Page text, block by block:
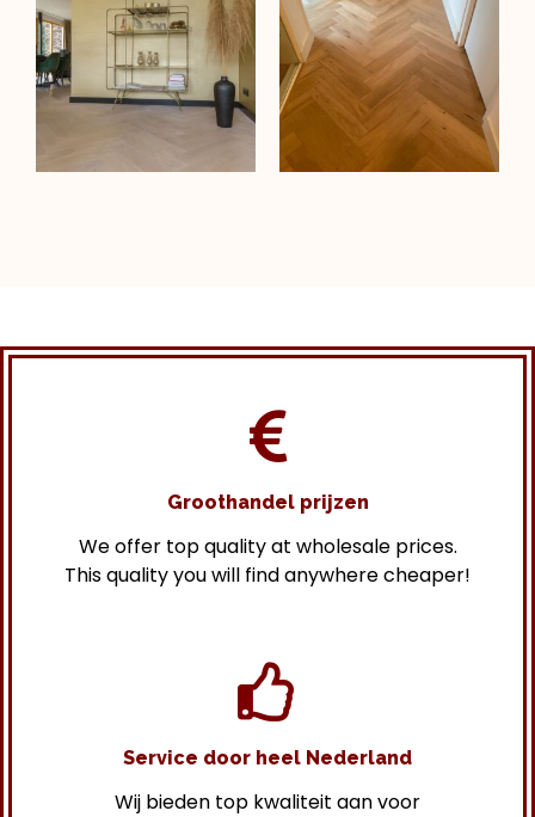
Groothandel prijzen
We offer top quality at wholesale prices.
This quality you will find anywhere cheaper!
Service door heel Nederland
Wij bieden top kwaliteit aan voor